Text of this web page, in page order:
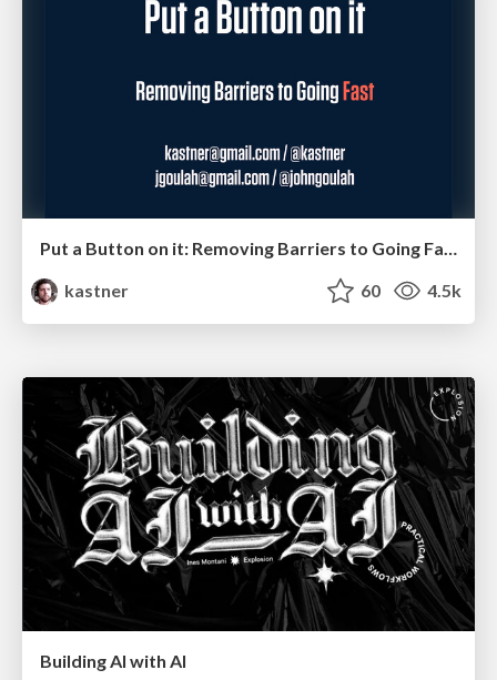
kastner
60 4.5k
Building AI with AI